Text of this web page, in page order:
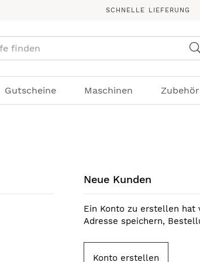
SCHNELLE LIEFERUNG
Gutscheine Maschinen Zubehör
Neue Kunden
Ein Konto zu erstellen hat
Adresse speichern,
Konto erstellen